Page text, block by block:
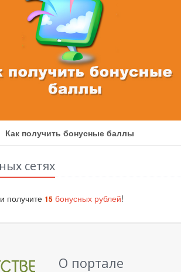
получить бонусные баллы
сетях
получите 15 бонусных рублей!
О портале